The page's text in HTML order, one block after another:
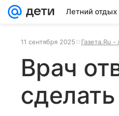
Летний отдых
11 сентября 2025 Газета.Ru -
Врач